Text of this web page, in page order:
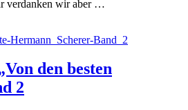
verdanken wir aber …
den besten
2